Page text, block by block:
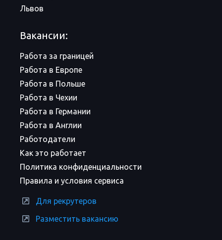
Львов
Вакансии:
Работа за границей
Работа в Европе
Работа в Польше
Работа в Чехии
Работа в Германии
Работа в Англии
Работодатели
Как это работает
Политика конфиденциальности
Правила и условия сервиса
Для рекрутеров
Разместить вакансию